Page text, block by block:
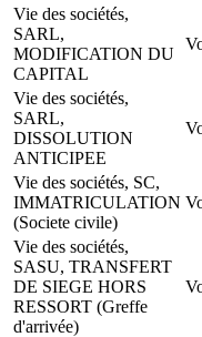
Vie des sociétés,
SARL,
MODIFICATION DU
CAPITAL
Vie des sociétés,
SARL,
DISSOLUTION
ANTICIPEE
Vie des sociétés, SC,
IMMATRICULATION
(Societe civile)
Vie des sociétés,
SASU, TRANSFERT
DE SIEGE HORS
RESSORT (Greffe
d'arrivée)